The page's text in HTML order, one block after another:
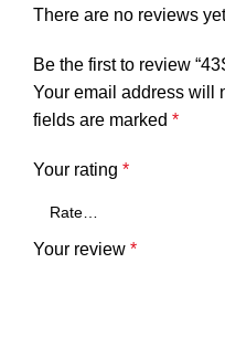
There are no reviews
Be the first to review
Your email address will
fields are marked *
Your rating *
Your review *